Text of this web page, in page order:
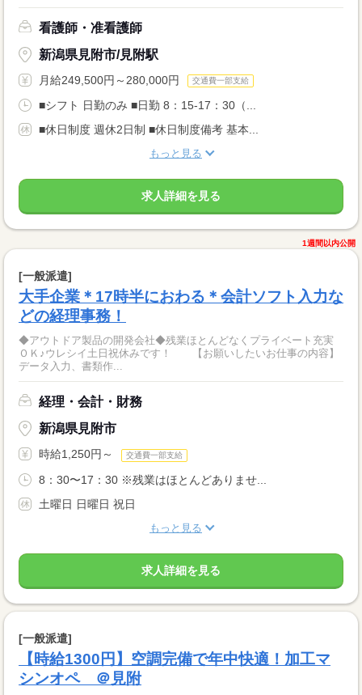
看護師・准看護師
新潟県見附市/見附駅
月給249,500円～280,000円 交通費一部支給
■シフト 日勤のみ ■日勤 8：15-17：30（...
■休日制度 週休2日制 ■休日制度備考 基本...
もっと見る
求人詳細を見る
1週間以内公開
[一般派遣]
大手企業＊17時半におわる＊会計ソフト入力な
どの経理事務！
◆アウトドア製品の開発会社◆残業ほとんどなくプライベート充実
ＯＫ♪ウレシイ土日祝休みです！ 【お願いしたいお仕事の内容】
データ入力、書類作...
経理・会計・財務
新潟県見附市
時給1,250円～ 交通費一部支給
8：30〜17：30 ※残業はほとんどありませ...
土曜日 日曜日 祝日
もっと見る
求人詳細を見る
[一般派遣]
【時給1300円】空調完備で年中快適！加工マ
シンオペ ＠見附